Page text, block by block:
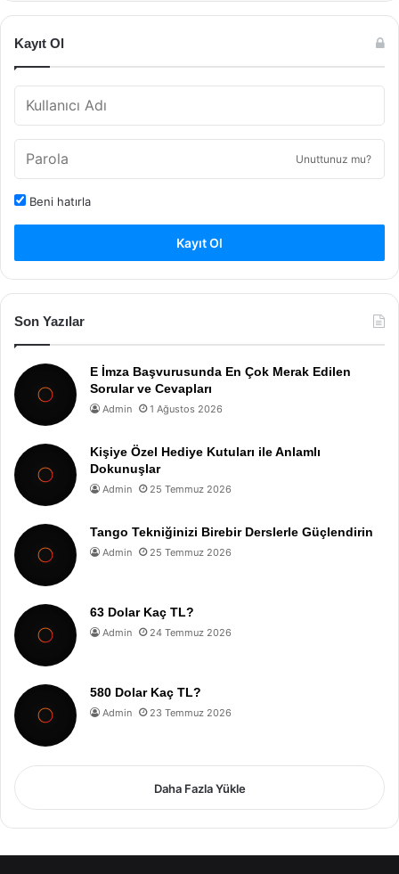
Kayıt Ol
Unuttunuz mu?
Beni hatırla
Kayıt Ol
Son Yazılar
E İmza Başvurusunda En Çok Merak Edilen
Sorular ve Cevapları
Admin 1 Ağustos 2026
Kişiye Özel Hediye Kutuları ile Anlamlı
Dokunuşlar
Admin 25 Temmuz 2026
Tango Tekniğinizi Birebir Derslerle Güçlendirin
Admin 25 Temmuz 2026
63 Dolar Kaç TL?
Admin 24 Temmuz 2026
580 Dolar Kaç TL?
Admin 23 Temmuz 2026
Daha Fazla Yükle